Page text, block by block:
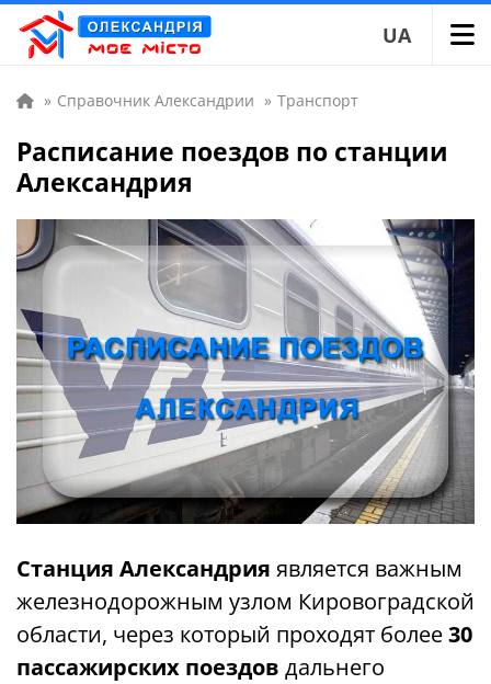
UA
» Справочник Александрии » Транспорт
Расписание поездов по станции
Александрия
Станция Александрия является важным
железнодорожным узлом Кировоградской
области, через который проходят более30
пассажирских поездов дальнего